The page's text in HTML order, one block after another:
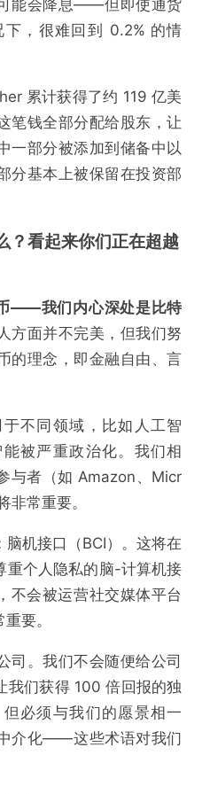
能会降息——但即使通货
，很难回到 0.2% 的情
累计获得了约 119 亿美
笔钱全部分配给股东，让
一部分被添加到储备中以
分基本上被保留在投资部
？看起来你们正在超越
——我们内心深处是比特
方面并不完美，但我们努
的理念，即金融自由、言
不同领域，比如人工智
被严重政治化。我们相
与者（如 Amazon、Micr
常重要。
机接口（BCI）。这将在
重个人隐私的脑-计算机接
会被运营社交媒体平台
要。
司。我们不会随便给公司
我们获得 100 倍回报的独
必须与我们的愿景相一
介化——这些术语对我们